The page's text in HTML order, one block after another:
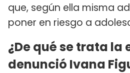
que, según ella misma
poner en riesgo a
¿De qué se trata la
denunció Ivana